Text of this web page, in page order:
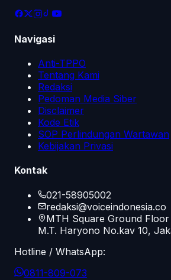
Navigasi
Anti-TPPO
Tentang Kami
Redaksi
Pedoman Media Siber
Disclaimer
Kode Etik
SOP Perlindungan Wartawan
Kebijakan Privasi
Kontak
021-58905002
redaksi@voiceindonesia.co
MTH Square Ground
M.T. Haryono No.kav 10,
Hotline / WhatsApp:
0811-809-073